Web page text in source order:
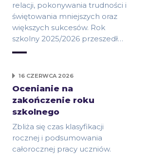
relacji, pokonywania trudności i
świętowania mniejszych oraz
większych sukcesów. Rok
szkolny 2025/2026 przeszedł…
16 CZERWCA 2026
Ocenianie na
zakończenie roku
szkolnego
Zbliża się czas klasyfikacji
rocznej i podsumowania
całorocznej pracy uczniów.